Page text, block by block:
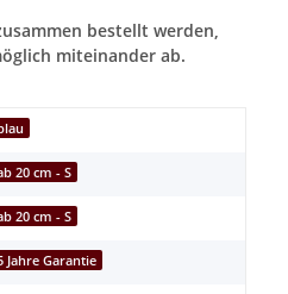
bestellt werden,
miteinander ab.
20 cm - S
20 cm - S
Jahre Garantie